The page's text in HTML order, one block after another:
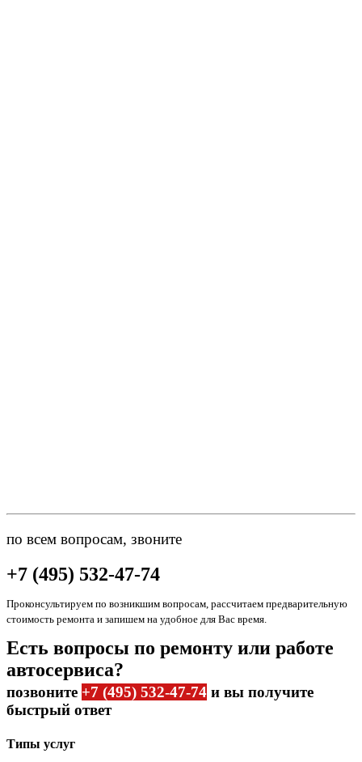
по всем вопросам, звоните
+7 (495) 532-47-74
Проконсультируем по возникшим вопросам, рассчитаем предварительную
стоимость ремонта и запишем на удобное для Вас время.
Есть вопросы по ремонту или работе
автосервиса?
позвоните +7 (495) 532-47-74 и вы получите
быстрый ответ
Типы услуг